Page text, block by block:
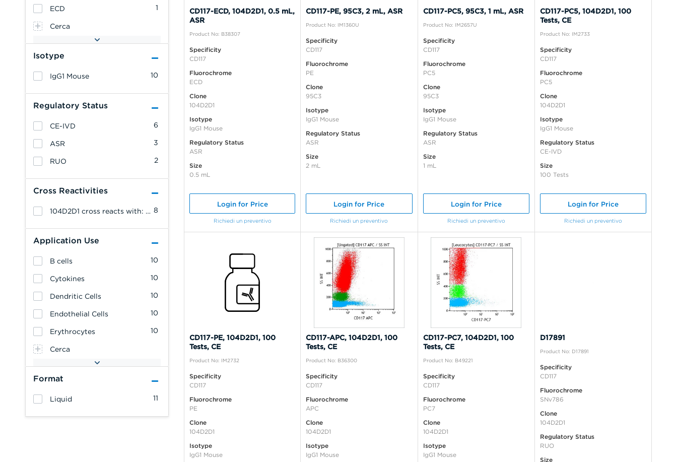
1
ECD
Cerca
Isotype
10
IgG1 Mouse
Regulatory Status
6
CE-IVD
3
ASR
2
RUO
Cross Reactivities
8
104D2D1 cross reacts with: Bovine
Application Use
10
B cells
10
Cytokines
10
Dendritic Cells
10
Endothelial Cells
10
Erythrocytes
Cerca
Format
11
Liquid
CD117-ECD, 104D2D1, 0.5 mL,
ASR
Product No: B38307
Specificity
CD117
Fluorochrome
ECD
Clone
104D2D1
Isotype
IgG1 Mouse
Regulatory Status
ASR
Size
0.5 mL
Login for Price
Richiedi un preventivo
CD117-PE, 95C3, 2 mL, ASR
Product No: IM1360U
Specificity
CD117
Fluorochrome
PE
Clone
95C3
Isotype
IgG1 Mouse
Regulatory Status
ASR
Size
2 mL
Login for Price
Richiedi un preventivo
CD117-PC5, 95C3, 1 mL, ASR
Product No: IM2657U
Specificity
CD117
Fluorochrome
PC5
Clone
95C3
Isotype
IgG1 Mouse
Regulatory Status
ASR
Size
1 mL
Login for Price
Richiedi un preventivo
CD117-PC5, 104D2D1, 100
Tests, CE
Product No: IM2733
Specificity
CD117
Fluorochrome
PC5
Clone
104D2D1
Isotype
IgG1 Mouse
Regulatory Status
CE-IVD
Size
100 Tests
Login for Price
Richiedi un preventivo
CD117-PE, 104D2D1, 100
Tests, CE
Product No: IM2732
Specificity
CD117
Fluorochrome
PE
Clone
104D2D1
Isotype
IgG1 Mouse
CD117-APC, 104D2D1, 100
Tests, CE
Product No: B36300
Specificity
CD117
Fluorochrome
APC
Clone
104D2D1
Isotype
IgG1 Mouse
CD117-PC7, 104D2D1, 100
Tests, CE
Product No: B49221
Specificity
CD117
Fluorochrome
PC7
Clone
104D2D1
Isotype
IgG1 Mouse
D17891
Product No: D17891
Specificity
CD117
Fluorochrome
SNv786
Clone
104D2D1
Regulatory Status
RUO
Size